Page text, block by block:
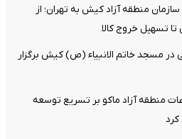
منطقه آزاد کیش به تهران؛ از
تسهیل خروج کالا
در مسجد خاتم ‌الانبیاء (ص) کیش برگزار
منطقه آزاد ماکو بر تسریع توسعه
کرد